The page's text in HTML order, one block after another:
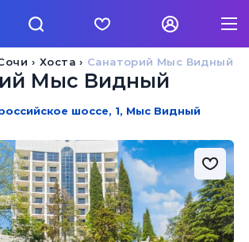
Санаторий Мыс Видный
Хоста
Мыс Видный
шоссе, 1, Мыс Видный